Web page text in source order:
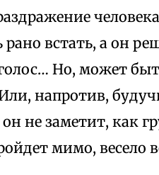
встать, а он
Но, может
напротив,
не заметит, как
мимо, весело